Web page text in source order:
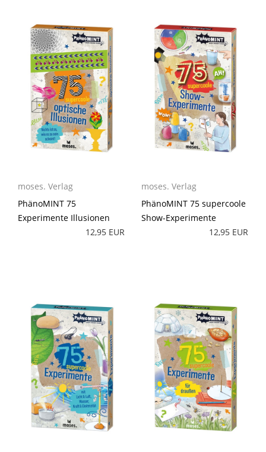
moses. Verlag
PhänoMINT 75
Experimente Illusionen
12,95 EUR
moses. Verlag
PhänoMINT 75 supercoole
Show-Experimente
12,95 EUR